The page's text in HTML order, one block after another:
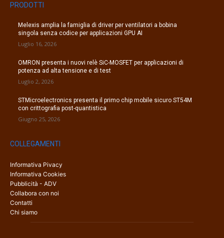
PRODOTTI
Melexis amplia la famiglia di driver per ventilatori a bobina
singola senza codice per applicazioni GPU AI
Luglio 16, 2026
OMRON presenta i nuovi relè SiC-MOSFET per applicazioni di
potenza ad alta tensione e di test
Luglio 2, 2026
STMicroelectronics presenta il primo chip mobile sicuro ST54M
con crittografia post-quantistica
Giugno 25, 2026
COLLEGAMENTI
Informativa Pivacy
Informativa Cookies
Pubblicità - ADV
Collabora con noi
Contatti
Chi siamo